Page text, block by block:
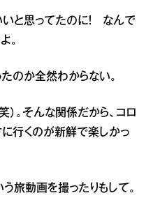
と思ってたのに！ なんで
。
のか全然わからない。
。そんな関係だから、コロ
行くのが新鮮で楽しかっ
旅動画を撮ったりもして。